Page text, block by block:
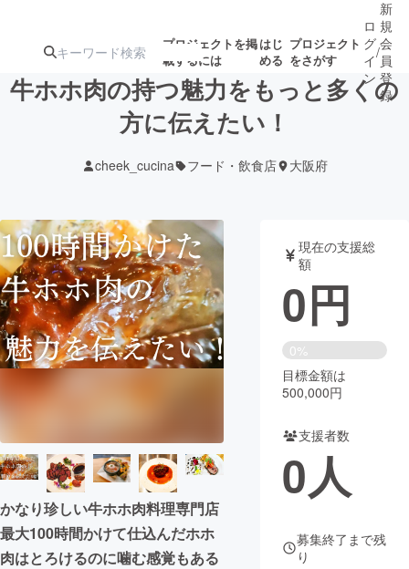
プロジェクトを掲
載するには
はじ
める
プロジェクト
をさがす
ターン
ジェクト
募集終了が近いプ
ロジェクト
アート・写真 音楽
テクノロジー・ガジェット ゲーム・サ
映像・映画 書籍・雑誌
チャレンジ
まちづくり・地域活性化
CAMPFIRE for Social Good
CAMPFIRE Creation
CAMPFIREふるさと納税machi-ya
ロ
グ
イ
ン
/
新
規
会
員
登
録
牛ホホ肉の持つ魅力をもっと多くの
方に伝えたい！
cheek_cucina フード・飲食店 大阪府
かなり珍しい牛ホホ肉料理専門店
最大100時間かけて仕込んだホホ
肉はとろけるのに噛む感覚もある
現在の支援総
額
0円
0%
目標金額は
500,000円
支援者数
0人
募集終了まで残
り